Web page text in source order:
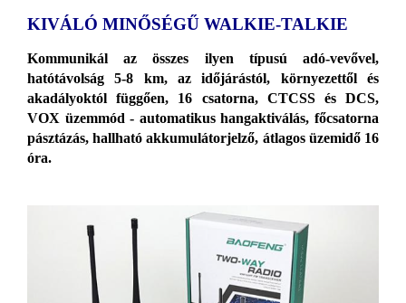
KIVÁLÓ MINŐSÉGŰ WALKIE-TALKIE
Kommunikál az összes ilyen típusú adó-vevővel,
hatótávolság 5-8 km, az időjárástól, környezettől és
akadályoktól függően, 16 csatorna, CTCSS és DCS,
VOX üzemmód - automatikus hangaktiválás, főcsatorna
pásztázás, hallható akkumulátorjelző, átlagos üzemidő 16
óra.